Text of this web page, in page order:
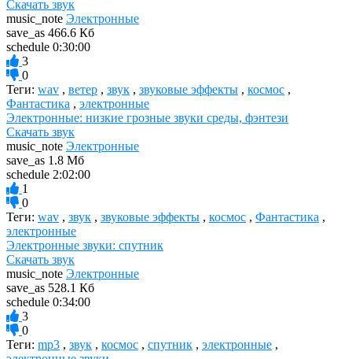
Скачать звук
music_note Электронные
save_as 466.6 Кб
schedule 0:30:00
3
0
Теги: wav , ветер , звук , звуковые эффекты , космос ,
Фантастика , электронные
Электронные: низкие грозные звуки среды, фэнтези
Скачать звук
music_note Электронные
save_as 1.8 Мб
schedule 2:02:00
1
0
Теги: wav , звук , звуковые эффекты , космос , Фантастика ,
электронные
Электронные звуки: спутник
Скачать звук
music_note Электронные
save_as 528.1 Кб
schedule 0:34:00
3
0
Теги: mp3 , звук , космос , спутник , электронные ,